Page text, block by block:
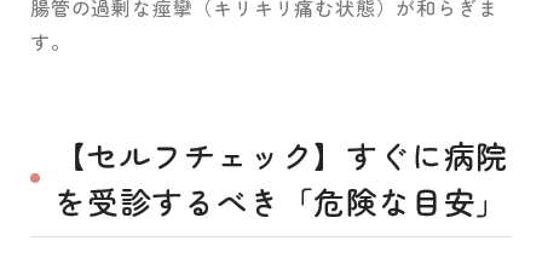
腸管の過剰な痙攣（キリキリ痛む状態）が和らぎま
す。
【セルフチェック】すぐに病院
を受診するべき「危険な目安」